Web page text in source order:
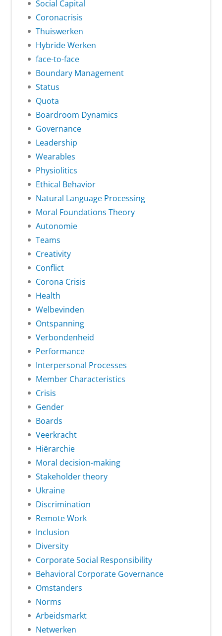
Social Capital
Coronacrisis
Thuiswerken
Hybride Werken
face-to-face
Boundary Management
Status
Quota
Boardroom Dynamics
Governance
Leadership
Wearables
Physiolitics
Ethical Behavior
Natural Language Processing
Moral Foundations Theory
Autonomie
Teams
Creativity
Conflict
Corona Crisis
Health
Welbevinden
Ontspanning
Verbondenheid
Performance
Interpersonal Processes
Member Characteristics
Crisis
Gender
Boards
Veerkracht
Hiërarchie
Moral decision-making
Stakeholder theory
Ukraine
Discrimination
Remote Work
Inclusion
Diversity
Corporate Social Responsibility
Behavioral Corporate Governance
Omstanders
Norms
Arbeidsmarkt
Netwerken